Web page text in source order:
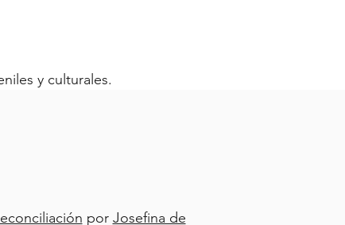
y culturales.
por Josefina de